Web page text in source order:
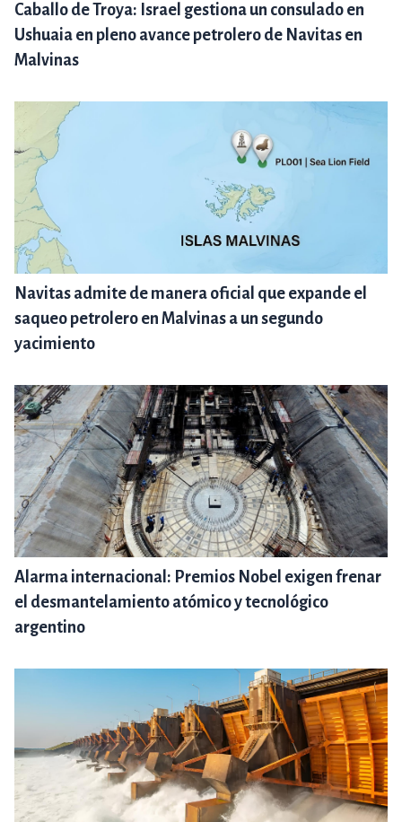
Caballo de Troya: Israel gestiona un consulado en
Ushuaia en pleno avance petrolero de Navitas en
Malvinas
Navitas admite de manera oficial que expande el
saqueo petrolero en Malvinas a un segundo
yacimiento
Alarma internacional: Premios Nobel exigen frenar
el desmantelamiento atómico y tecnológico
argentino